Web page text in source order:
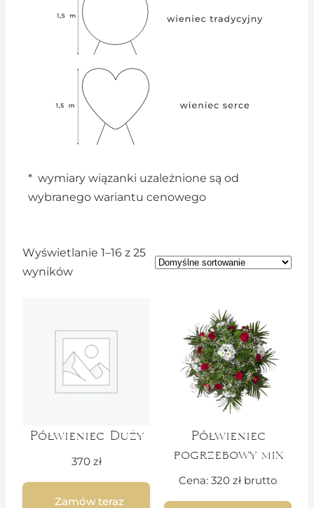
* wymiary wiązanki uzależnione są od
wybranego wariantu cenowego
Wyświetlanie 1–16 z 25
wyników
Półwieniec Duży
370 zł
Zamów teraz
Półwieniec
pogrzebowy mix
Cena: 320 zł brutto